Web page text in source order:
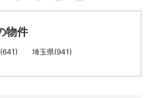
物件
埼玉県(941)